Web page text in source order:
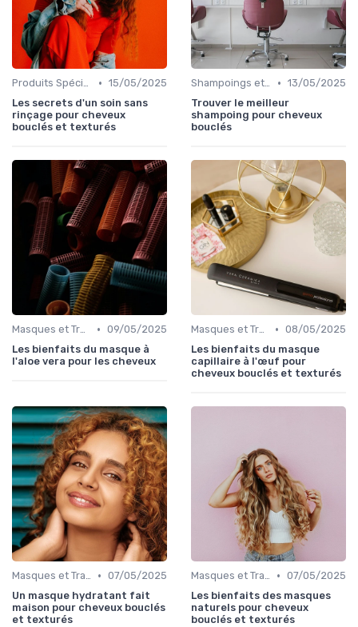
Produits Spécifiques (Anti-Frisottis, Hydratants) • 15/05/2025
Les secrets d'un soin sans
rinçage pour cheveux
bouclés et texturés
Shampoings et Après-Shampoings • 13/05/2025
Trouver le meilleur
shampoing pour cheveux
bouclés
Masques et Traitements en Profondeur • 09/05/2025
Les bienfaits du masque à
l'aloe vera pour les cheveux
Masques et Traitements en Profondeur • 08/05/2025
Les bienfaits du masque
capillaire à l'œuf pour
cheveux bouclés et texturés
Masques et Traitements en Profondeur • 07/05/2025
Un masque hydratant fait
maison pour cheveux bouclés
et texturés
Masques et Traitements en Profondeur • 07/05/2025
Les bienfaits des masques
naturels pour cheveux
bouclés et texturés